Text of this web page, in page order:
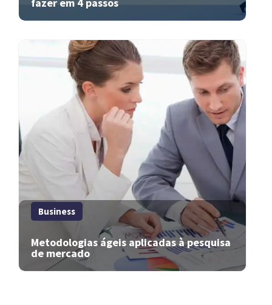
fazer em 4 passos
Business
Metodologias ágeis aplicadas à pesquisa
de mercado